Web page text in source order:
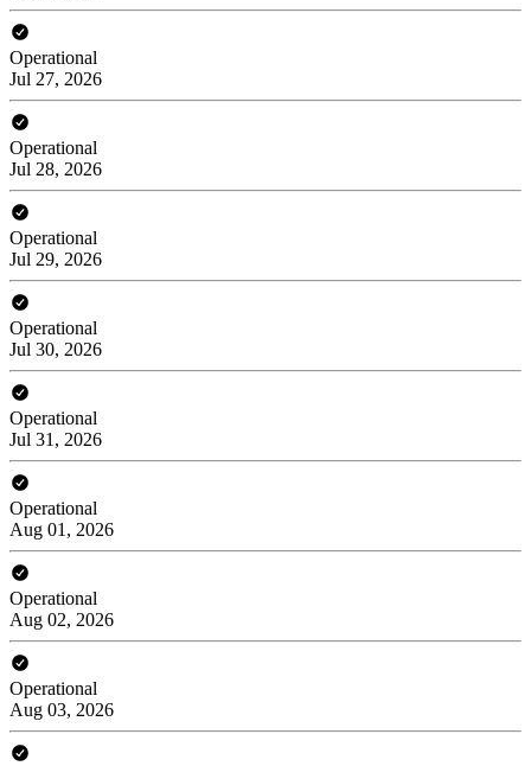
Operational
Jul 27, 2026
Operational
Jul 28, 2026
Operational
Jul 29, 2026
Operational
Jul 30, 2026
Operational
Jul 31, 2026
Operational
Aug 01, 2026
Operational
Aug 02, 2026
Operational
Aug 03, 2026